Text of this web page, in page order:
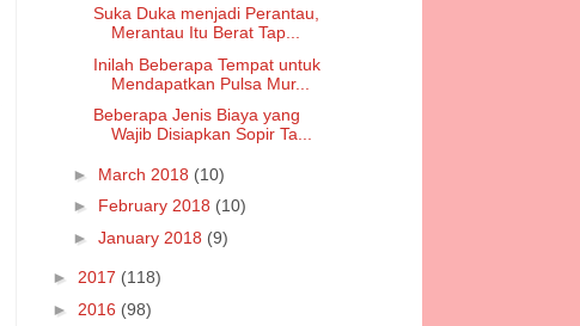
Suka Duka menjadi Perantau,
Merantau Itu Berat Tap...
Inilah Beberapa Tempat untuk
Mendapatkan Pulsa Mur...
Beberapa Jenis Biaya yang
Wajib Disiapkan Sopir Ta...
► March 2018 (10)
► February 2018 (10)
► January 2018 (9)
► 2017 (118)
► 2016 (98)